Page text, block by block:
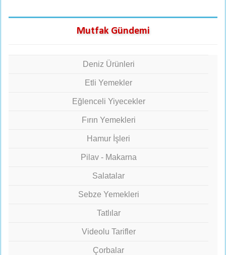
Mutfak Gündemi
Deniz Ürünleri
Etli Yemekler
Eğlenceli Yiyecekler
Fırın Yemekleri
Hamur İşleri
Pilav - Makarna
Salatalar
Sebze Yemekleri
Tatlılar
Videolu Tarifler
Çorbalar